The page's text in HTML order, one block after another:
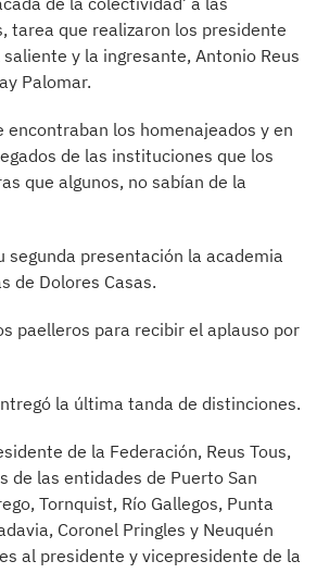
tarea que realizaron los presidente
y la ingresante, Antonio Reus
Palomar.
encontraban los homenajeados y en
de las instituciones que los
que algunos, no sabían de la
segunda presentación la academia
de Dolores Casas.
paelleros para recibir el aplauso por
la última tanda de distinciones.
de la Federación, Reus Tous,
de las entidades de Puerto San
Tornquist, Río Gallegos, Punta
Coronel Pringles y Neuquén
al presidente y vicepresidente de la